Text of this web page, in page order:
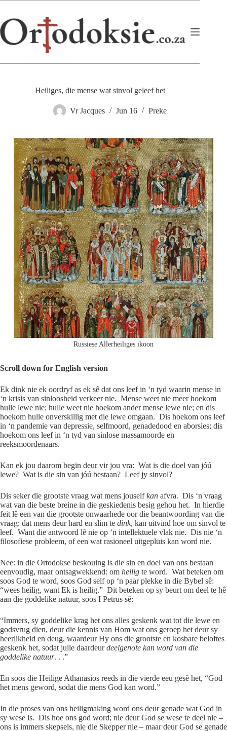
content
Heiliges, die mense wat sinvol geleef het
Vr Jacques Jun 16 Preke
Russiese Allerheiliges ikoon
Scroll down for English version
Ek dink nie ek oordryf as ek sê dat ons leef in ‘n tyd waarin mense in
‘n krisis van sinloosheid verkeer nie. Mense weet nie meer hoekom
hulle lewe nie; hulle weet nie hoekom ander mense lewe nie; en dis
hoekom hulle onverskillig met die lewe omgaan. Dis hoekom ons leef
in ‘n pandemie van depressie, selfmoord, genadedood en aborsies; dis
hoekom ons leef in ‘n tyd van sinlose massamoorde en
reeksmoordenaars.
Kan ek jou daarom begin deur vir jou vra: Wat is die doel van jóú
lewe? Wat is die sin van jóú bestaan? Leef jy sinvol?
Dis seker die grootste vraag wat mens jouselfkan afvra. Dis ‘n vraag
wat van die beste breine in die geskiedenis besig gehou het. In hierdie
feit lê een van die grootste onwaarhede oor die beantwoording van die
vraag: dat mens deur hard en slim te dink, kan uitvind hoe om sinvol te
leef. Want die antwoord lê nie op ‘n intellektuele vlak nie. Dis nie ‘n
filosofiese probleem, of een wat rasioneel uitgepluis kan word nie.
Nee: in die Ortodokse beskouing is die sin en doel van ons bestaan
eenvoudig, maar ontsagwekkend: om heilig te word. Wat beteken om
soos God te word, soos God self op ‘n paar plekke in die Bybel sê:
“wees heilig, want Ek is heilig.” Dit beteken op sy beurt om deel te hê
aan die goddelike natuur, soos I Petrus sê:
“Immers, sy goddelike krag het ons alles geskenk wat tot die lewe en
godsvrug dien, deur die kennis van Hom wat ons geroep het deur sy
heerlikheid en deug, waardeur Hy ons die grootste en kosbare beloftes
geskenk het, sodat julle daardeurdeelgenote kan word van die
goddelike natuur. . .”
En soos die Heilige Athanasios reeds in die vierde eeu gesê het, “God
het mens geword, sodat die mens God kan word.”
In die proses van ons heiligmaking word ons deur genade wat God in
sy wese is. Dis hoe ons god word; nie deur God se wese te deel nie –
ons is immers skepsels, nie die Skepper nie – maar deur God se genade